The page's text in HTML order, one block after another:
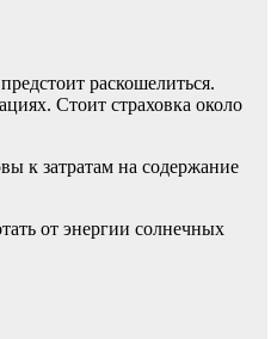
раскошелиться.
Стоит страховка около
к затратам на содержание
от энергии солнечных